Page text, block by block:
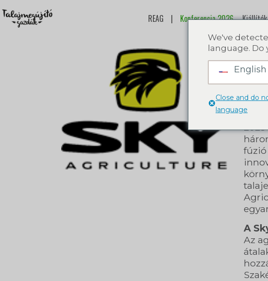
REAG | Konferencia 2026. Kiállítók
fúzió
A
Az
We've
language.
English
Close and do
language